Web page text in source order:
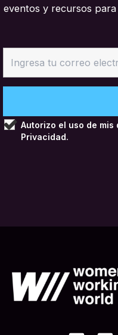
eventos y recursos
Autorizo el uso de mis
Privacidad.